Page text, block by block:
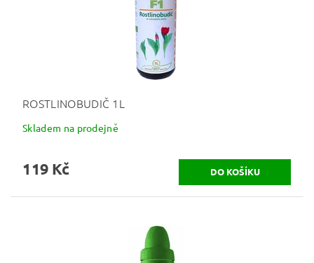
ROSTLINOBUDIČ 1L
Skladem na prodejně
119 Kč